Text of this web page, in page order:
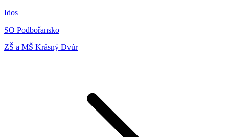
Idos
SO Podbořansko
ZŠ a MŠ Krásný Dvúr